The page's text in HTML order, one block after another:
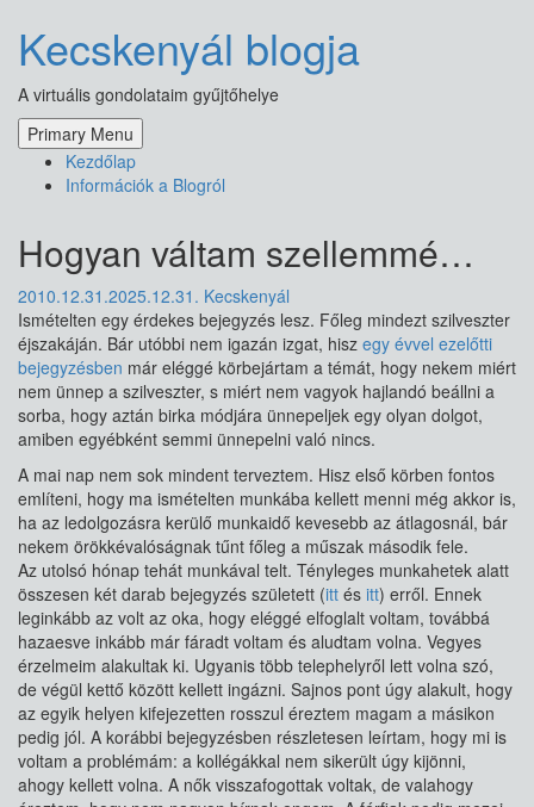
content
Kecskenyál blogja
A virtuális gondolataim gyűjtőhelye
Primary Menu
Kezdőlap
Információk a Blogról
Hogyan váltam szellemmé…
2010.12.31.2025.12.31. Kecskenyál
Ismételten egy érdekes bejegyzés lesz. Főleg mindezt szilveszter
éjszakáján. Bár utóbbi nem igazán izgat, hisz egy évvel ezelőtti
bejegyzésben már eléggé körbejártam a témát, hogy nekem miért
nem ünnep a szilveszter, s miért nem vagyok hajlandó beállni a
sorba, hogy aztán birka módjára ünnepeljek egy olyan dolgot,
amiben egyébként semmi ünnepelni való nincs.
A mai nap nem sok mindent terveztem. Hisz első körben fontos
említeni, hogy ma ismételten munkába kellett menni még akkor is,
ha az ledolgozásra kerülő munkaidő kevesebb az átlagosnál, bár
nekem örökkévalóságnak tűnt főleg a műszak második fele.
Az utolsó hónap tehát munkával telt. Tényleges munkahetek alatt
összesen két darab bejegyzés született (itt és itt) erről. Ennek
leginkább az volt az oka, hogy eléggé elfoglalt voltam, továbbá
hazaesve inkább már fáradt voltam és aludtam volna. Vegyes
érzelmeim alakultak ki. Ugyanis több telephelyről lett volna szó,
de végül kettő között kellett ingázni. Sajnos pont úgy alakult, hogy
az egyik helyen kifejezetten rosszul éreztem magam a másikon
pedig jól. A korábbi bejegyzésben részletesen leírtam, hogy mi is
voltam a problémám: a kollégákkal nem sikerült úgy kijönni,
ahogy kellett volna. A nők visszafogottak voltak, de valahogy